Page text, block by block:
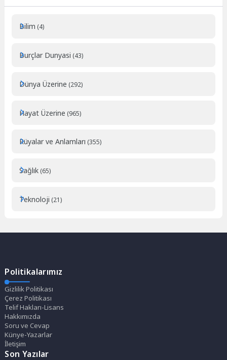
Bilim (4)
Burçlar Dunyasi (43)
Dünya Üzerine (292)
Hayat Üzerine (965)
Rüyalar ve Anlamları (355)
Sağlık (65)
Teknoloji (21)
Politikalarımız
Gizlilik Politikası
Çerez Politikası
Telif Hakları-Lisans
Hakkımızda
Soru ve Cevap
Künye-Yazarlar
İletişim
Son Yazılar